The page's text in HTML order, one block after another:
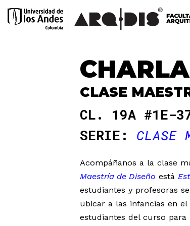
CLASE
CL. 19A #1E-
SERIE: CLASE
Acompáñanos a la clase
Maestría de Diseño está
estudiantes y profesoras
ubicar a las infancias en
estudiantes del curso